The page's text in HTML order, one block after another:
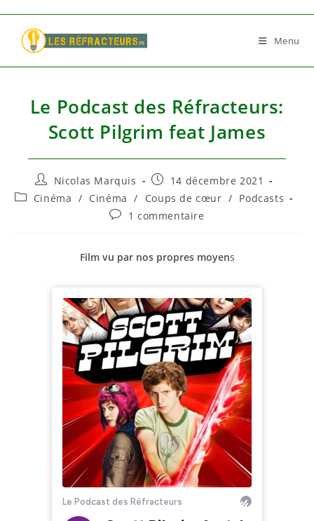
content
Menu
Le Podcast des Réfracteurs:
Scott Pilgrim feat James
Auteur/autrice
de
la
Nicolas Marquis
Publication
publiée :
14 décembre 2021
PostCinéma / Cinéma / Coups de cœur / Podcasts
Commentaires
publication :
1 commentaire
Film vu par nos propres moyens